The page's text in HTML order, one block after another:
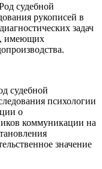
судебной
рукописей в
задач
имеющих
судебной
психологии
о
коммуникации на
значение